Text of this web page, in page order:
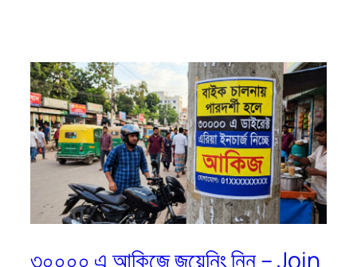
৩০০০০ এ আকিজে জয়েনিং নিন – Join